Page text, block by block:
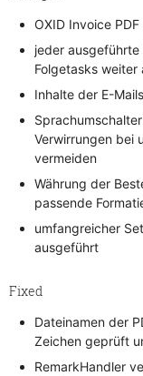
OXID Invoice
jeder
Folgetasks weiter
Inhalte der E-
Verwirrungen bei
vermeiden
Währung der
passende
umfangreicher
ausgeführt
Fixed
Dateinamen der
Zeichen geprüft
RemarkHandler